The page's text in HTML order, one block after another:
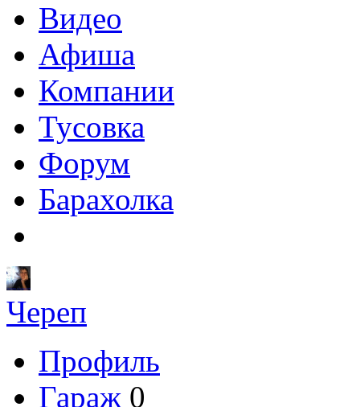
Видео
Афиша
Компании
Тусовка
Форум
Барахолка
Череп
Профиль
Гараж 0